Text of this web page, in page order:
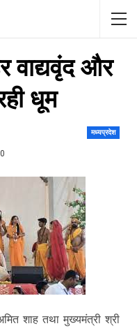
वाद्यवृंद और
धूम
मध्यप्रदेश
0
शाह तथा मुख्यमंत्री श्री